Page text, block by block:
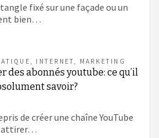
fixé sur une façade ou un
bien…
INTERNET MARKETING
des abonnés youtube: ce qu’il
savoir?
de créer une chaîne YouTube
attirer…